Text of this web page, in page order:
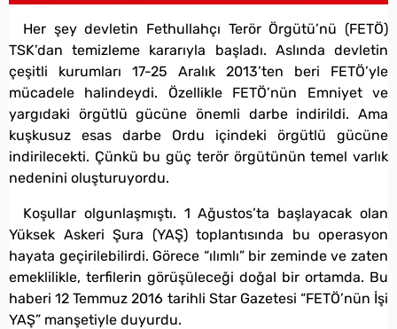
Her şey devletin Fethullahçı Terör Örgütü’nü (FETÖ)
TSK’dan temizleme kararıyla başladı. Aslında devletin
çeşitli kurumları 17-25 Aralık 2013’ten beri FETÖ’yle
mücadele halindeydi. Özellikle FETÖ’nün Emniyet ve
yargıdaki örgütlü gücüne önemli darbe indirildi. Ama
kuşkusuz esas darbe Ordu içindeki örgütlü gücüne
indirilecekti. Çünkü bu güç terör örgütünün temel varlık
nedenini oluşturuyordu.
Koşullar olgunlaşmıştı. 1 Ağustos’ta başlayacak olan
Yüksek Askeri Şura (YAŞ) toplantısında bu operasyon
hayata geçirilebilirdi. Görece “ılımlı” bir zeminde ve zaten
emeklilikle, terfilerin görüşüleceği doğal bir ortamda. Bu
haberi 12 Temmuz 2016 tarihli Star Gazetesi “FETÖ’nün İşi
YAŞ” manşetiyle duyurdu.